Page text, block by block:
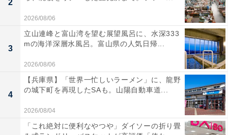
「やどり温泉いやしの湯」の口コミは？
「やどり温泉いやしの湯」には以下のような口コミが寄
せられています。
山深い大自然の中にひっそりと佇んでおり、眼下を
2
2026/08/06
3
立山連峰と富山湾を望む展望風呂に、水深333
mの海洋深層水風呂。富山県の人気日帰...
2026/08/06
4
【兵庫県】「世界一忙しいラーメン」に、龍野
の城下町を再現したSAも。山陽自動車道...
2026/08/04
「これ絶対に便利なやつや」ダイソーの折り畳